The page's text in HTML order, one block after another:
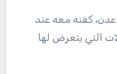
التي يتعرض لها